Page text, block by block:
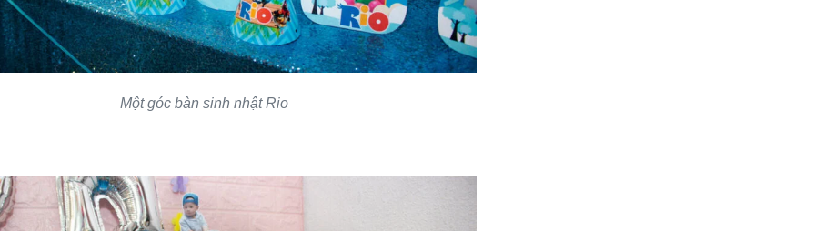
Một góc bàn sinh nhật Rio